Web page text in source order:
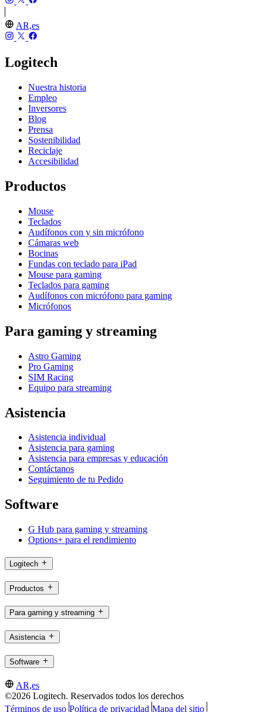
AR,es
Logitech
Nuestra historia
Empleo
Inversores
Blog
Prensa
Sostenibilidad
Reciclaje
Accesibilidad
Productos
Mouse
Teclados
Audífonos con y sin micrófono
Cámaras web
Bocinas
Fundas con teclado para iPad
Mouse para gaming
Teclados para gaming
Audífonos con micrófono para gaming
Micrófonos
Para gaming y streaming
Astro Gaming
Pro Gaming
SIM Racing
Equipo para streaming
Asistencia
Asistencia individual
Asistencia para gaming
Asistencia para empresas y educación
Contáctanos
Seguimiento de tu Pedido
Software
G Hub para gaming y streaming
Options+ para el rendimiento
Logitech
Productos
Para gaming y streaming
Asistencia
Software
AR,es
©2026 Logitech. Reservados todos los derechos
Términos de uso Política de privacidad Mapa del sitio